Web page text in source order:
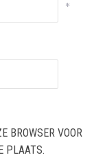
*
BROWSER VOOR
PLAATS.